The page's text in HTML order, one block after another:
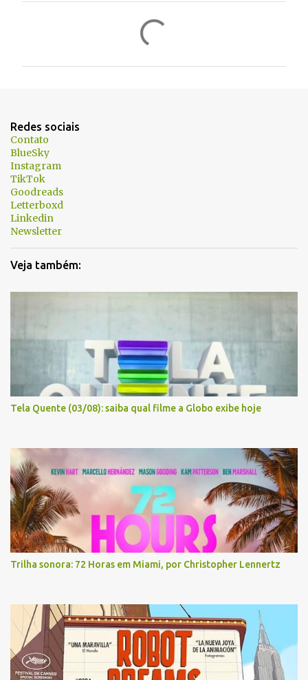
á
r
i
o
s
Redes sociais
Contato
BlueSky
Instagram
TikTok
Goodreads
Letterboxd
Linkedin
Newsletter
Veja também:
Tela Quente (03/08): saiba qual filme a Globo exibe hoje
Trilha sonora: 72 Horas em Miami, por Christopher Lennertz